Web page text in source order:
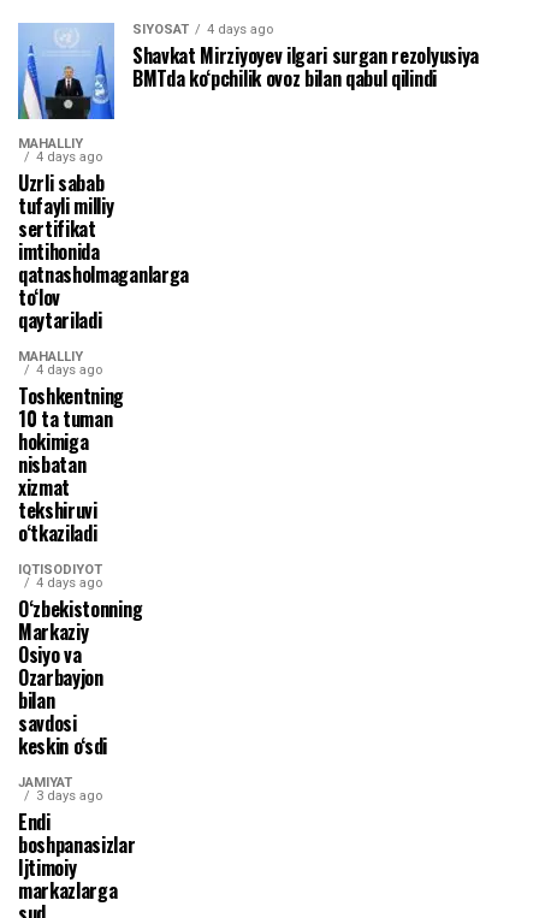
SIYOSAT 4 days ago
Shavkat Mirziyoyev ilgari surgan rezolyusiya
BMTda ko‘pchilik ovoz bilan qabul qilindi
MAHALLIY
4 days ago
Uzrli sabab
tufayli milliy
sertifikat
imtihonida
qatnasholmaganlarga
to‘lov
qaytariladi
MAHALLIY
4 days ago
Toshkentning
10 ta tuman
hokimiga
nisbatan
xizmat
tekshiruvi
o‘tkaziladi
IQTISODIYOT
4 days ago
O‘zbekistonning
Markaziy
Osiyo va
Ozarbayjon
bilan
savdosi
keskin o‘sdi
JAMIYAT
3 days ago
Endi
boshpanasizlar
Ijtimoiy
markazlarga